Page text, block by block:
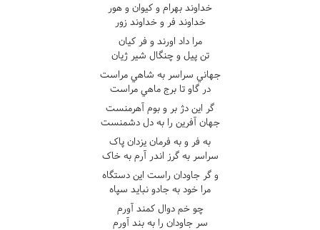
خداوند بهرام و کيوان و هور
خداوند فر و خداوند زور
مرا داد اورند و فر کيان
تن پيل و چنگال شير ژيان
جهاني سراسر به شاهي مراست
در گاو تا برج ماهي مراست
گر اين دژ بر و بوم آهرمنست
جهان آفرين را به دل دشمنست
به فر و به فرمان يزدان پاک
سراسر به گرز اندر آرم به خاک
و گر جاودان راست اين دستگاه
مرا خود به جادو نبايد سپاه
چو خم دوال کمند آورم
سر جاودان را به بند آورم